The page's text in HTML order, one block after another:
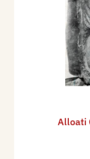
Alloati